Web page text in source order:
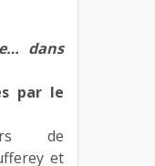
dans
par le
de
et